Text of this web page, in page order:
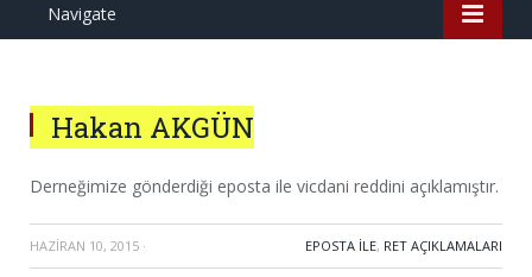
Navigate
Hakan AKGÜN
Derneğimize gönderdiği eposta ile vicdani reddini açıklamıştır.
HAZIRAN 10, 2015 · EPOSTA ILE, RET AÇIKLAMALARI